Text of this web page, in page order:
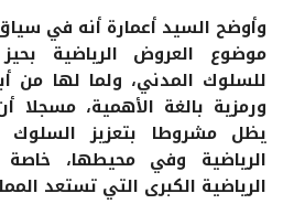
وأوضح السيد أعمارة أنه في
موضوع العروض الرياضية
للسلوك المدني، ولما لها من
ورمزية بالغة الأهمية،
يظل مشروطا بتعزيز السلوك
الرياضية وفي محيطها،
الرياضية الكبرى التي تستعد